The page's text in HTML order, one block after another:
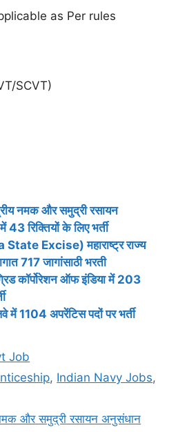
as Per rules
SCVT)
नमक और समुद्री रसायन
रिक्तियों के लिए भर्ती
Excise) महाराष्ट्र राज्य
717 जागांसाठी भरती
कॉर्पोरेशन ऑफ इंडिया में 203
में 1104 अपरेंटिस पदों पर भर्ती
Job
, Indian Navy Jobs,
और समुद्री रसायन अनुसंधान